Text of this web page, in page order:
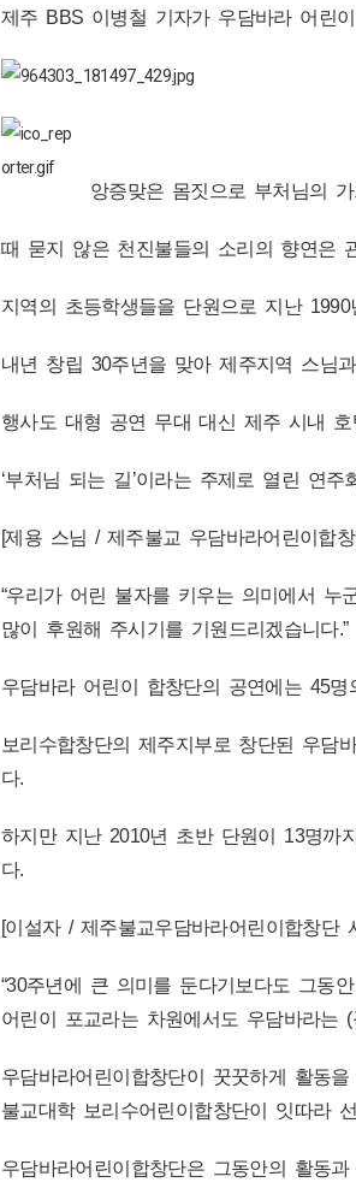
제주 BBS 이병철 기자가 우담바라 어린
앙증맞은 몸짓으로 부처님의
때 묻지 않은 천진불들의 소리의 향연은
지역의 초등학생들을 단원으로 지난
내년 창립 30주년을 맞아 제주지역 스님
행사도 대형 공연 무대 대신 제주 시내 호
‘부처님 되는 길’이라는 주제로 열린 연
[제용 스님 / 제주불교 우담바라어린이합
“우리가 어린 불자를 키우는 의미에서 누
많이 후원해 주시기를 기원드리겠습니다.”
우담바라 어린이 합창단의 공연에는 45
보리수합창단의 제주지부로 창단된 우담
다.
하지만 지난 2010년 초반 단원이 13명까
다.
[이설자 / 제주불교우담바라어린이합창단
“30주년에 큰 의미를 둔다기보다도 그동
어린이 포교라는 차원에서도 우담바라는
우담바라어린이합창단이 꿋꿋하게 활동
불교대학 보리수어린이합창단이 잇따라
우담바라어린이합창단은 그동안의 활동